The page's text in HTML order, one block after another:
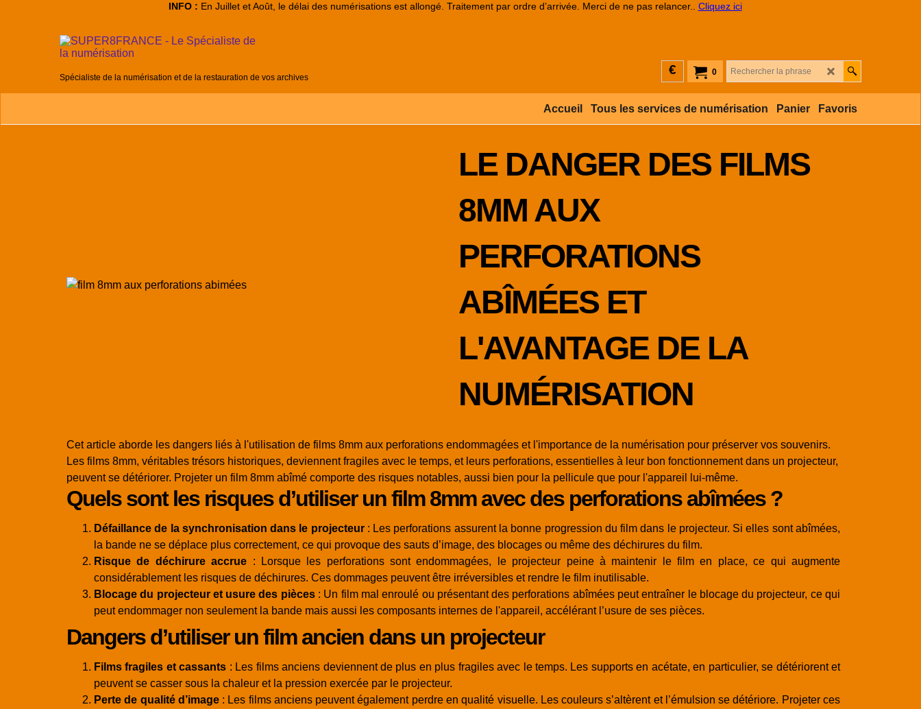
INFO : En Juillet et Août, le délai des numérisations est allongé. Traitement par ordre d’arrivée. Merci de ne pas relancer.. Cliquez ici
Spécialiste de la numérisation et de la restauration de vos archives
0
€
Accueil Tous les services de numérisation Panier Favoris
LE DANGER DES FILMS
8MM AUX
PERFORATIONS
ABÎMÉES ET
L'AVANTAGE DE LA
NUMÉRISATION
Cet article aborde les dangers liés à l'utilisation de films 8mm aux perforations endommagées et l'importance de la numérisation pour préserver vos souvenirs.
Les films 8mm, véritables trésors historiques, deviennent fragiles avec le temps, et leurs perforations, essentielles à leur bon fonctionnement dans un projecteur,
peuvent se détériorer. Projeter un film 8mm abîmé comporte des risques notables, aussi bien pour la pellicule que pour l'appareil lui-même.
Quels sont les risques d’utiliser un film 8mm avec des perforations abîmées ?
Défaillance de la synchronisation dans le projecteur: Les perforations assurent la bonne progression du film dans le projecteur. Si elles sont abîmées,
la bande ne se déplace plus correctement, ce qui provoque des sauts d’image, des blocages ou même des déchirures du film.
Risque de déchirure accrue : Lorsque les perforations sont endommagées, le projecteur peine à maintenir le film en place, ce qui augmente
considérablement les risques de déchirures. Ces dommages peuvent être irréversibles et rendre le film inutilisable.
Blocage du projecteur et usure des pièces: Un film mal enroulé ou présentant des perforations abîmées peut entraîner le blocage du projecteur, ce qui
peut endommager non seulement la bande mais aussi les composants internes de l'appareil, accélérant l’usure de ses pièces.
Dangers d’utiliser un film ancien dans un projecteur
Films fragiles et cassants : Les films anciens deviennent de plus en plus fragiles avec le temps. Les supports en acétate, en particulier, se détériorent et
peuvent se casser sous la chaleur et la pression exercée par le projecteur.
Perte de qualité d’image: Les films anciens peuvent également perdre en qualité visuelle. Les couleurs s’altèrent et l’émulsion se détériore. Projeter ces